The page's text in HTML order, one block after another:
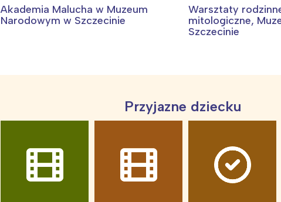
Akademia Malucha w Muzeum
Narodowym w Szczecinie
Warsztaty
mitologiczne,
Szczecinie
Przyjazne dziecku